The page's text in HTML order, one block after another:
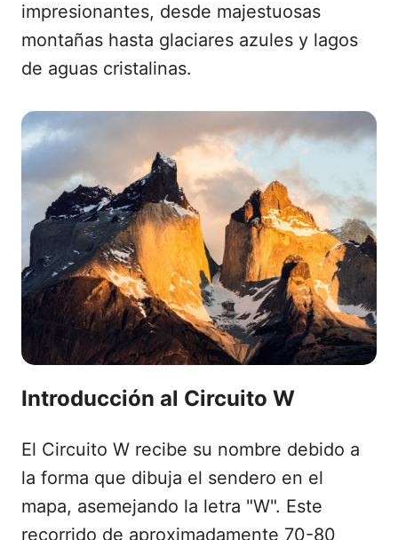
impresionantes, desde majestuosas
montañas hasta glaciares azules y lagos
de aguas cristalinas.
Introducción al Circuito W
El Circuito W recibe su nombre debido a
la forma que dibuja el sendero en el
mapa, asemejando la letra "W". Este
recorrido de aproximadamente 70-80